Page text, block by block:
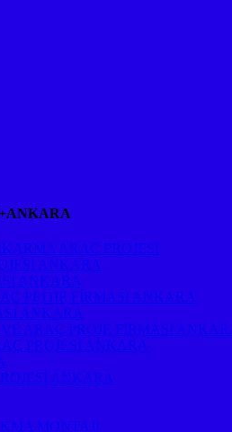
ARAÇ PROJESİ
ANKARA
ANKARA
PROJE FİRMASI ANKARA
ANKARA
ARAÇ PROJE FİRMASI
PROJESİ ANKARA
ANKARA
MONTAJI